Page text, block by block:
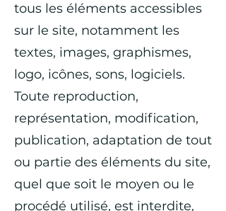
tous les éléments accessibles
sur le site, notamment les
textes, images, graphismes,
logo, icônes, sons, logiciels.
Toute reproduction,
représentation, modification,
publication, adaptation de tout
ou partie des éléments du site,
quel que soit le moyen ou le
procédé utilisé, est interdite,